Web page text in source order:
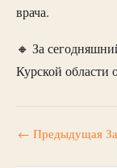
врача.
🔸 За
Курской области
← Предыдущая